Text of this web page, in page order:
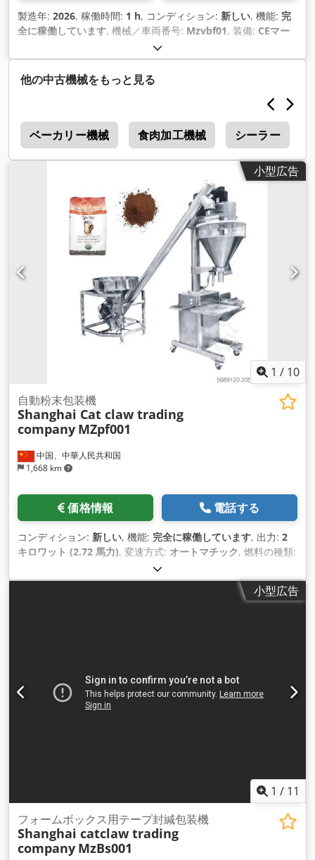
製造年: 2026, 稼働時間: 1 h, コンディション: 新しい, 機能: 完
全に稼働しています, 機械／車両番号: Mzvbf01, 装備: CEマー
他の中古機械をもっと見る
ベーカリー機械 食肉加工機械 シーラー
小型広告
1 / 10
中国、中華人民共和国
1,668 km
自動粉末包装機
Shanghai Cat claw trading
company MZpf001
価格情報 電話する
コンディション: 新しい, 機能: 完全に稼働しています, 出力: 2
キロワット (2.72 馬力), 変速方式: オートマチック, 燃料の種類:
450 kg（キログラム）
2025, 機械／車両番号:MZpf001, 装備:CEマーキング,
小型広告
1 / 11
フォームボックス用テープ封緘包装機
Shanghai catclaw trading
company MzBs001